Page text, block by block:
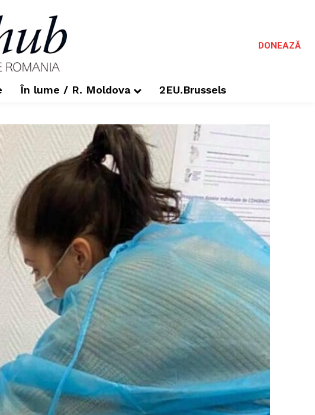
DONEAZĂ
În lume / R. Moldova 2EU.Brussels